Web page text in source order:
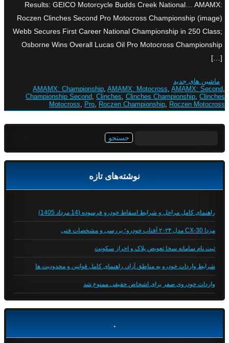
Results: GEICO Motorcycle Budds Creek National… AMAMX:
Roczen Clinches Second Pro Motocross Championship (image)
Webb Secures First Career National Championship in 250 Class;
Osborne Wins Overall Lucas Oil Pro Motocross Championship
[…]
ماشین های جدید
AMAMX: Championship, AMAMX: Motocross, AMAMX: Second,
Championship Second, Clinches, Clinches Championship, Clinches
Motocross, Pro, Roczen Championship, Roczen Motocross
نوشته‌های تازه
راهنمای کامل مراحل و شرایط اسقاط خودرو فرسوده (14 مرداد 1405)
مزدا CX-30 مدل ۲۰۲۴ آفتاب خودرو؛ بررسی و مشخصات فنی
ثبت نام سامانه سخا تعویض پلاک و احراز سکونت
شرایط واردات خودرو به مناطق آزاد، راهنمای کامل قوانین و محدودیت ها
واردات خودروی صفر برای اشخاص حقیقی ممنوع شد
.